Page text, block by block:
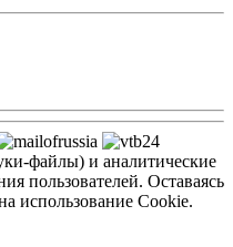
файлы) и аналитические
пользователей. Оставаясь
использование Cookie.